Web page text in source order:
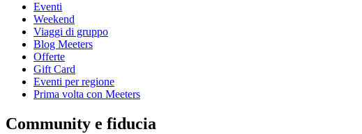
Eventi
Weekend
Viaggi di gruppo
Blog Meeters
Offerte
Gift Card
Eventi per regione
Prima volta con Meeters
Community e fiducia